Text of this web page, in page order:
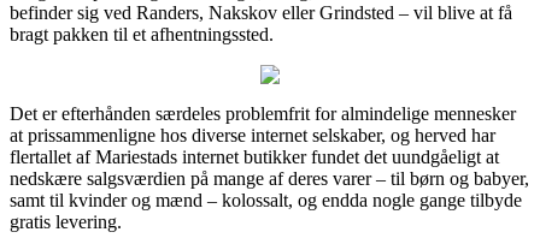
befinder sig ved Randers, Nakskov eller Grindsted – vil blive at få
bragt pakken til et afhentningssted.
Det er efterhånden særdeles problemfrit for almindelige mennesker
at prissammenligne hos diverse internet selskaber, og herved har
flertallet af Mariestads internet butikker fundet det uundgåeligt at
nedskære salgsværdien på mange af deres varer – til børn og babyer,
samt til kvinder og mænd – kolossalt, og endda nogle gange tilbyde
gratis levering.